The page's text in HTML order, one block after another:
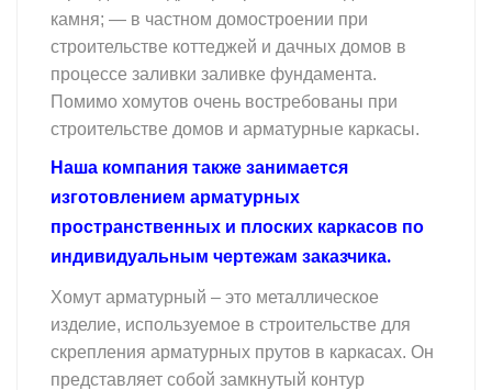
камня; — в частном домостроении при
строительстве коттеджей и дачных домов в
процессе заливки заливке фундамента.
Помимо хомутов очень востребованы при
строительстве домов и арматурные каркасы.
Наша компания также занимается
изготовлением арматурных
пространственных и плоских каркасов по
индивидуальным чертежам заказчика.
Хомут арматурный – это металлическое
изделие, используемое в строительстве для
скрепления арматурных прутов в каркасах. Он
представляет собой замкнутый контур